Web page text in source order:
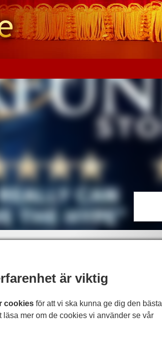
är viktig
cookies för att vi ska kunna ge dig den bästa
mer om de cookies vi använder se vår